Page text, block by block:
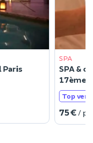
Paris
SPA
SPA &
17ème
Top
75 € /